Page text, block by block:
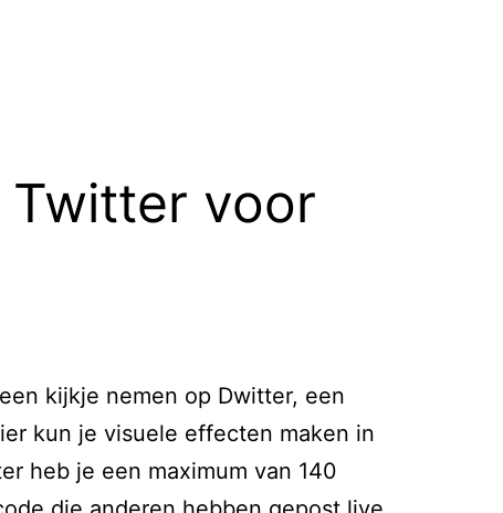
voor
kijkje nemen op Dwitter, een
kun je visuele effecten maken in
heb je een maximum van 140